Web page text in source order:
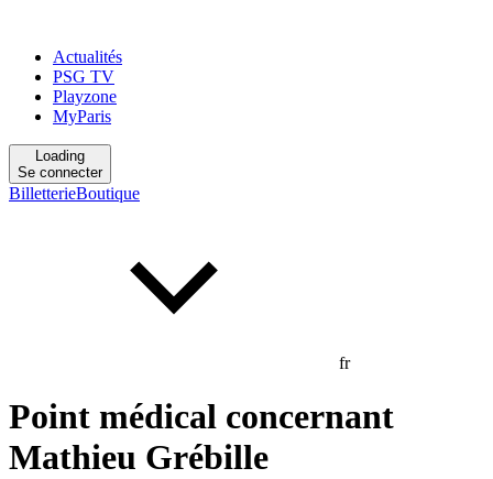
Actualités
PSG TV
Playzone
MyParis
Loading
Se connecter
BilletterieBoutique
fr
Point médical concernant
Mathieu Grébille